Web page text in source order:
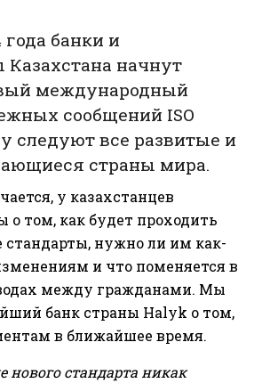
года банки и
начнут
международный
сообщений ISO
следуют все развитые и
страны мира.
у казахстанцев
о том, как будет проходить
стандарты, нужно ли им как-
и что поменяется в
между гражданами. Мы
банк страны Halyk о том,
в ближайшее время.
нового стандарта никак